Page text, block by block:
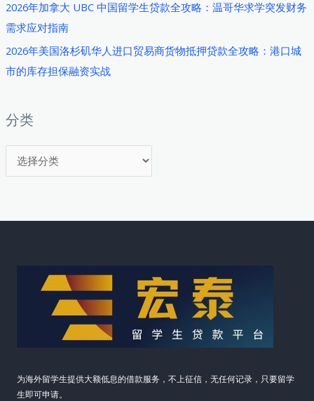
2026年加拿大 UBC 中国留学生贷款全攻略：温哥华求学突发财务
需求应对指南
2026年美国洛杉矶华人进口贸易商货物抵押贷款全攻略：港口城
市的库存担保融资实战
分类
类
为海外留学生提供大额低息的借款服务，不上征信，无任何记录，只要留学
生即可申请。